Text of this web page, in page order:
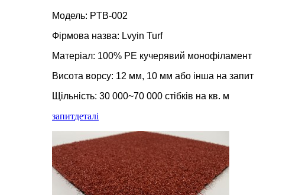
Модель: PTB-002
Фірмова назва: Lvyin Turf
Матеріал: 100% PE кучерявий монофіламент
Висота ворсу: 12 мм, 10 мм або інша на запит
Щільність: 30 000~70 000 стібків на кв. м
запитдеталі